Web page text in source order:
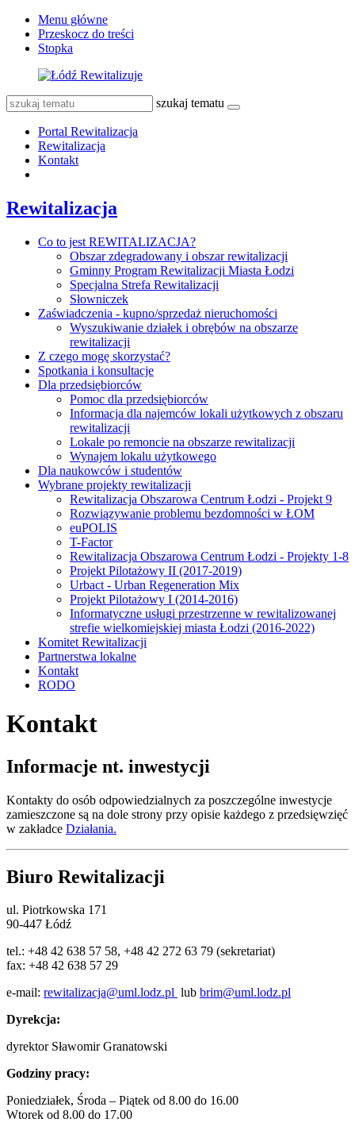
Menu główne
Przeskocz do treści
Stopka
szukaj tematu
Portal Rewitalizacja
Rewitalizacja
Kontakt
Rewitalizacja
Co to jest REWITALIZACJA?
Obszar zdegradowany i obszar rewitalizacji
Gminny Program Rewitalizacji Miasta Łodzi
Specjalna Strefa Rewitalizacji
Słowniczek
Zaświadczenia - kupno/sprzedaż nieruchomości
Wyszukiwanie działek i obrębów na obszarze
rewitalizacji
Z czego mogę skorzystać?
Spotkania i konsultacje
Dla przedsiębiorców
Pomoc dla przedsiębiorców
Informacja dla najemców lokali użytkowych z obszaru
rewitalizacji
Lokale po remoncie na obszarze rewitalizacji
Wynajem lokalu użytkowego
Dla naukowców i studentów
Wybrane projekty rewitalizacji
Rewitalizacja Obszarowa Centrum Łodzi - Projekt 9
Rozwiązywanie problemu bezdomności w ŁOM
euPOLIS
T-Factor
Rewitalizacja Obszarowa Centrum Łodzi - Projekty 1-8
Projekt Pilotażowy II (2017-2019)
Urbact - Urban Regeneration Mix
Projekt Pilotażowy I (2014-2016)
Informatyczne usługi przestrzenne w rewitalizowanej
strefie wielkomiejskiej miasta Łodzi (2016-2022)
Komitet Rewitalizacji
Partnerstwa lokalne
Kontakt
RODO
Kontakt
Informacje nt. inwestycji
Kontakty do osób odpowiedzialnych za poszczególne inwestycje
zamieszczone są na dole strony przy opisie każdego z przedsięwzięć
w zakładce Działania.
Biuro Rewitalizacji
ul. Piotrkowska 171
90-447 Łódź
tel.: +48 42 638 57 58, +48 42 272 63 79 (sekretariat)
fax: +48 42 638 57 29
e-mail: rewitalizacja@uml.lodz.pl lub brim@uml.lodz.pl
Dyrekcja:
dyrektor Sławomir Granatowski
Godziny pracy:
Poniedziałek, Środa – Piątek od 8.00 do 16.00
Wtorek od 8.00 do 17.00